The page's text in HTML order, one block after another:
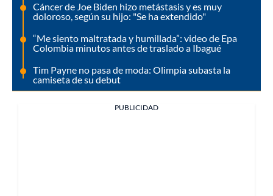
Cáncer de Joe Biden hizo metástasis y es muy
doloroso, según su hijo: "Se ha extendido"
“Me siento maltratada y humillada”: video de Epa
Colombia minutos antes de traslado a Ibagué
Tim Payne no pasa de moda: Olimpia subasta la
camiseta de su debut
PUBLICIDAD